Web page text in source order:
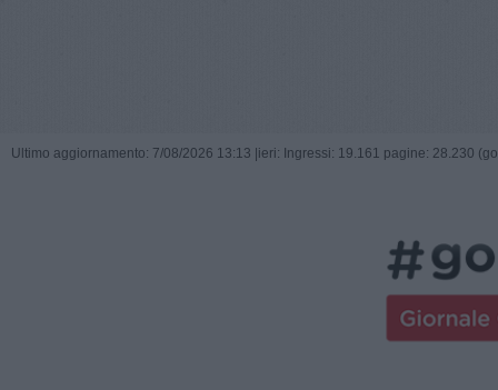
Ultimo aggiornamento: 7/08/2026 13:13 | ieri: Ingressi: 19.161 pagine: 28.230